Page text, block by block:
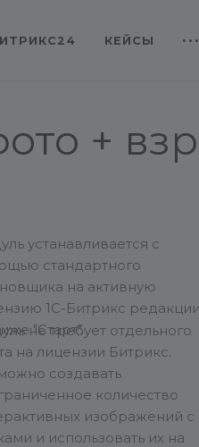
КЕЙСЫ
+
устанавливается с
стандартного
на активную
1С-Битрикс
"Старт".
не требует отдельного
на лицензии Битрикс.
создавать
количество
изображений с
и использовать их на